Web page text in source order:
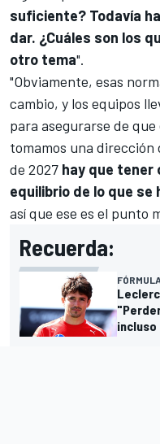
suficiente? Todavía
dar. ¿Cuáles son los
otro tema".
"Obviamente, esas
cambio, y los equipos
para asegurarse de
tomamos una dirección
de 2027 hay que tener
equilibrio de lo que se
así que ese es el punto
Recuerda:
Leclerc
incluso